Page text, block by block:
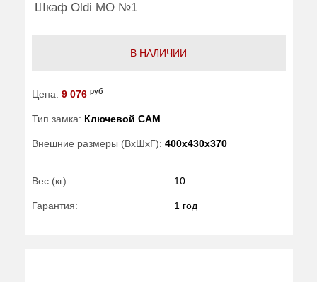
Шкаф Oldi МО №1
В НАЛИЧИИ
Цена: 9 076 руб
Тип замка: Ключевой САМ
Внешние размеры (ВхШхГ): 400x430x370
Вес (кг) : 10
Гарантия: 1 год